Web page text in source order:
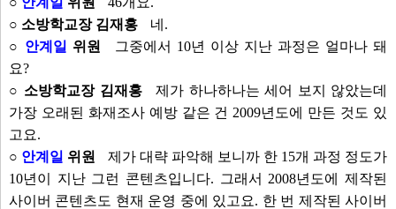
○ 소방학교장 김재홍
네.
○ 안계일 위원
그중에서 10년 이상 지난 과정은 얼마나 돼
요?
○ 소방학교장 김재홍
제가 하나하나는 세어 보지 않았는데
가장 오래된 화재조사 예방 같은 건 2009년도에 만든 것도 있
고요.
○ 안계일 위원
제가 대략 파악해 보니까 한 15개 과정 정도가
10년이 지난 그런 콘텐츠입니다. 그래서 2008년도에 제작된
사이버 콘텐츠도 현재 운영 중에 있고요. 한 번 제작된 사이버